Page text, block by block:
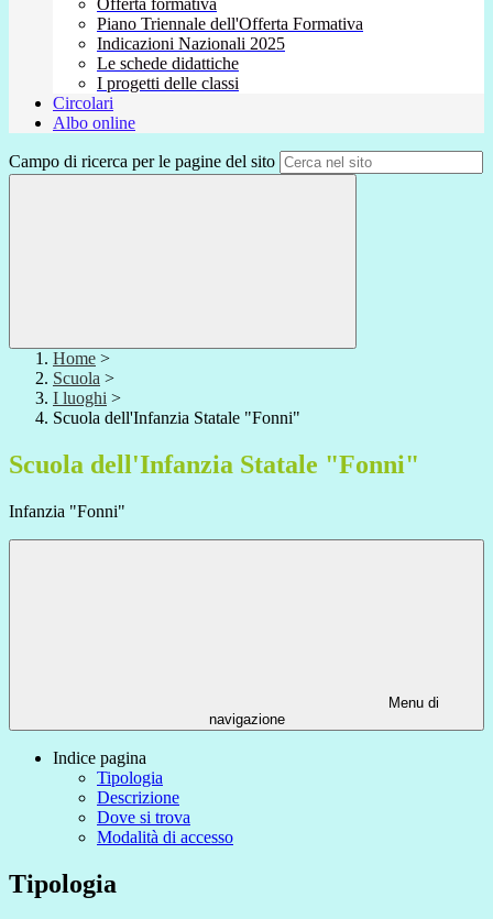
Offerta formativa
Piano Triennale dell'Offerta Formativa
Indicazioni Nazionali 2025
Le schede didattiche
I progetti delle classi
Circolari
Albo online
Campo di ricerca per le pagine del sito
Home >
Scuola >
I luoghi >
Scuola dell'Infanzia Statale "Fonni"
Scuola dell'Infanzia Statale "Fonni"
Infanzia "Fonni"
Menu di
navigazione
Indice pagina
Tipologia
Descrizione
Dove si trova
Modalità di accesso
Tipologia